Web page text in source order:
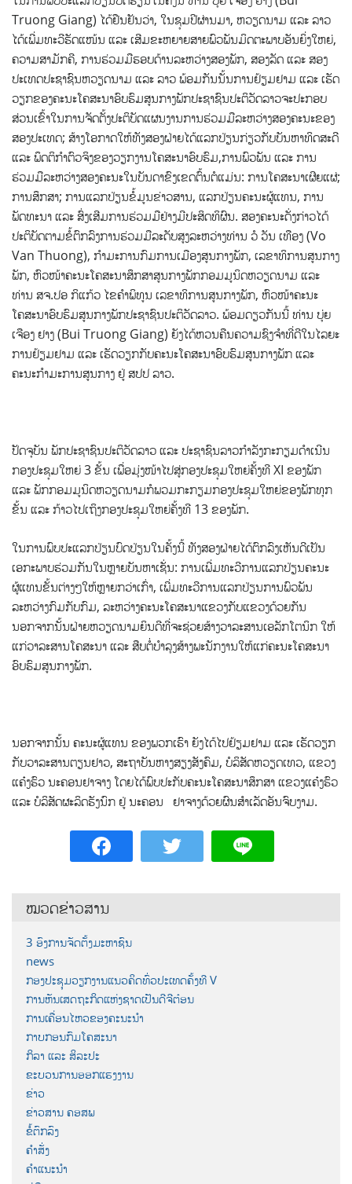
Truong Giang) ໄດ້ຢືນຢັນວ່າ, ໃນຊຸມປີຜ່ານມາ, ຫວຽດນາມ ແລະ ລາວ
ໄດ້ເພີ່ມທະວີຮັດແໜ້ນ ແລະ ເສີມຂະຫຍາຍສາຍພົວພັນມິດຕະພາບອັນຍິ່ງໃຫຍ່,
ຄວາມສາມັກຄີ, ການຮ່ວມມືຮອບດ້ານລະຫວ່າງສອງພັກ, ສອງລັດ ແລະ ສອງ
ປະເທດປະຊາຊົນຫວຽດນາມ ແລະ ລາວ ພ້ອມກັນນັ້ນການຢ້ຽມຢາມ ແລະ ເຮັດ
ວຽກຂອງຄະນະໂຄສະນາອົບຮົມສູນກາງພັກປະຊາຊົນປະຕິວັດລາວຈະປະກອບ
ສ່ວນເຂົ້າໃນການຈັດຕັ້ງປະຕິບັດແຜນງານການຮ່ວມມືລະຫວ່າງສອງຄະນະຂອງ
ສອງປະເທດ; ສ້າງໂອກາດໃຫ້ທັງສອງຝ່າຍໄດ້ແລກປ່ຽນກ່ຽວກັບບັນຫາທິດສະດີ
ແລະ ພຶດຕິກຳຕົວຈິງຂອງວຽກງານໂຄສະນາອົບຮົມ,ການພົວພັນ ແລະ ການ
ຮ່ວມມືລະຫວ່າງສອງຄະນະໃນບັນດາຂົງເຂດຕົ້ນຕໍແມ່ນ: ການໂຄສະນາເຜີຍແຜ່;
ການສຶກສາ; ການແລກປ່ຽນຂໍ້ມູນຂ່າວສານ, ແລກປ່ຽນຄະນະຜູ້ແທນ, ການ
ພັດທະນາ ແລະ ສົ່ງເສີມການຮ່ວມມືຢ່າງມີປະສິດທິຜົນ. ສອງຄະນະດັ່ງກ່າວໄດ້
ປະຕິບັດຕາມຂໍ້ຕົກລົງການຮ່ວມມືລະດັບສູງລະຫວ່າງທ່ານ ວໍ ວັນ ເທືອງ (Vo
Van Thuong), ກຳມະການກົມການເມືອງສູນກາງພັກ, ເລຂາທິການສູນກາງ
ພັກ, ຫົວໜ້າຄະນະໂຄສະນາສຶກສາສູນກາງພັກກອມມູນິດຫວຽດນາມ ແລະ
ທ່ານ ສຈ.ປອ ກິແກ້ວ ໄຂຄຳພິທູນ ເລຂາທິການສູນກາງພັກ, ຫົວໜ້າຄະນະ
ໂຄສະນາອົບຮົມສູນກາງພັກປະຊາຊົນປະຕິວັດລາວ. ພ້ອມດຽວກັນນີ້ ທ່ານ ບຸ່ຍ
ເຈືອງ ຢາງ (Bui Truong Giang) ຍັງໄດ້ຫວນຄືນຄວາມຊົງຈຳທີ່ດີໃນໄລຍະ
ການຢ້ຽມຢາມ ແລະ ເຮັດວຽກກັບຄະນະໂຄສະນາອົບຮົມສູນກາງພັກ ແລະ
ຄະນະກຳມະການສູນກາງ ຢູ່ ສປປ ລາວ.
ປັດຈຸບັນ ພັກປະຊາຊົນປະຕິວັດລາວ ແລະ ປະຊາຊົນລາວກຳລັງກະກຽມດຳເນີນ
ກອງປະຊຸມໃຫຍ່ 3 ຂັ້ນ ເພື່ອມຸ່ງໜ້າໄປສູ່ກອງປະຊຸມໃຫຍ່ຄັ້ງທີ XI ຂອງພັກ
ແລະ ພັກກອມມູນິດຫວຽດນາມກໍພວມກະກຽມກອງປະຊຸມໃຫຍ່ຂອງພັກທຸກ
ຂັ້ນ ແລະ ກ້າວໄປເຖິງກອງປະຊຸມໃຫຍ່ຄັ້ງທີ 13 ຂອງພັກ.
ໃນການພົບປະແລກປ່ຽນບົດປ່ຽນໃນຄັ້ງນີ້ ທັງສອງຝ່າຍໄດ້ຕົກລົງເຫັນດີເປັນ
ເອກະພາບຮ່ວມກັນໃນຫຼາຍບັນຫາເຊັ່ນ: ການເພີ່ມທະວີການແລກປ່ຽນຄະນະ
ຜູ້ແທນຂັ້ນຕ່າງໆໃຫ້ຫຼາຍກວ່າເກົ່າ, ເພີ່ມທະວີການແລກປ່ຽນການພົວພັນ
ລະຫວ່າງກົມກັບກົມ, ລະຫວ່າງຄະນະໂຄສະນາແຂວງກັບແຂວງດ້ວຍກັນ
ນອກຈາກນັ້ນຝ່າຍຫວຽດນາມຍິນດີທີ່ຈະຊ່ວຍສ້າງວາລະສານເອລັກໂຕນິກ ໃຫ້
ແກ່ວາລະສານໂຄສະນາ ແລະ ສືບຕໍ່ບຳລຸງສ້າງພະນັກງານໃຫ້ແກ່ຄະນະໂຄສະນາ
ອົບຮົມສູນກາງພັກ.
ນອກຈາກນັ້ນ ຄະນະຜູ້ແທນ ຂອງພວກເຮົາ ຍັງໄດ້ໄປຢ້ຽມຢາມ ແລະ ເຮັດວຽກ
ກັບວາລະສານຕຽນຢາວ, ສະຖາບັນຫາງສຽງສັງຄົມ, ບໍລິສັດຫວຽດເທວ, ແຂວງ
ແຄ໋ງຮົວ ນະຄອນຢາຈາງ ໂດຍໄດ້ພົບປະກັບຄະນະໂຄສະນາສຶກສາ ແຂວງແຄ໋ງຮົວ
ແລະ ບໍລິສັດຜະລິດຮັງນົກ ຢູ່ ນະຄອນ ຢາຈາງດ້ວຍຜົນສຳເລັດອັນຈົບງາມ.
ໝວດຂ່າວສານ
3 ອົງການຈັດຕັ້ງມະຫາຊົນ
news
ກອງປະຊຸມວຽກງານແນວຄິດທົ່ວປະເທດຄັ້ງທີ V
ການຫັນເສດຖະກິດແຫ່ງຊາດເປັນດີຈີຕ໋ອນ
ການເຄື່ອນໄຫວຂອງຄະນະນຳ
ກາບກອນກົມໂຄສະນາ
ກິລາ ແລະ ສິລະປະ
ຂະບວນການອອກແຮງງານ
ຂ່າວ
ຂ່າວສານ ຄອສພ
ຂໍ້ຕົກລົງ
ຄຳສັ່ງ
ຄຳແນະນຳ